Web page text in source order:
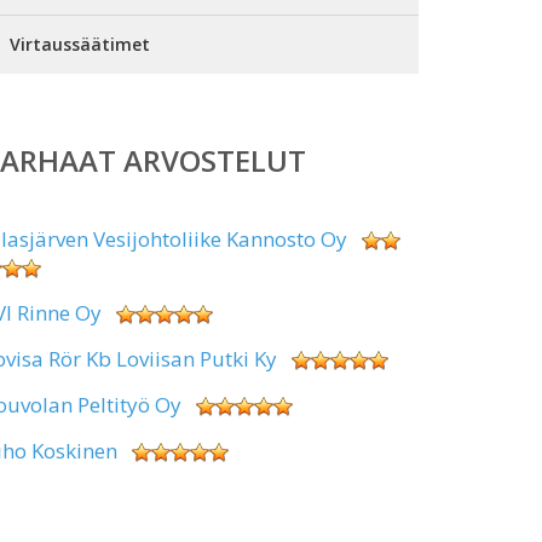
Virtaussäätimet
ARVOSTELUT
Vesijohtoliike Kannosto Oy
Rinne Oy
Rör Kb Loviisan Putki Ky
Peltityö Oy
Koskinen